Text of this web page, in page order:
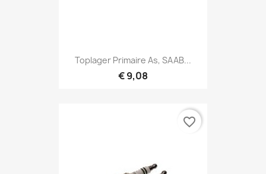
Toplager Primaire As, SAAB...
€ 9,08
favorite_border